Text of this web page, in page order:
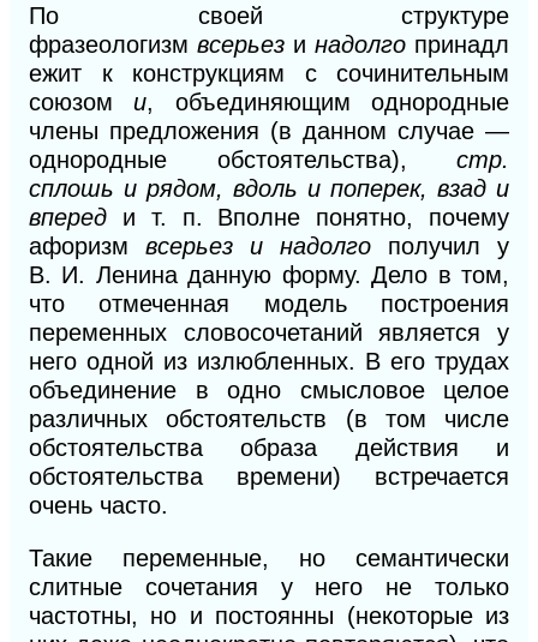
По своей структуре
фразеологизм всерьез и надолго принадл
ежит к конструкциям с сочинительным
союзоми,
объединяющим однородные
члены предложения (в данном случае —
однородные обстоятельства), стр.
сплошь и рядом, вдоль и поперек, взад и
вперед и т. п. Вполне понятно, почему
афоризм всерьез и надолго получил у
В. И. Ленина данную форму. Дело в том,
что отмеченная модель построения
переменных словосочетаний является у
него одной из излюбленных. В его трудах
объединение в одно смысловое целое
различных обстоятельств (в том числе
обстоятельства образа действия и
обстоятельства времени) встречается
очень часто.
Такие переменные, но семантически
слитные сочетания у него не только
частотны, но и постоянны (некоторые из